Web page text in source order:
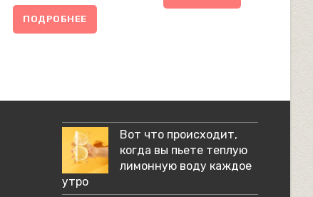
ПОДРОБНЕЕ
Вот что происходит,
когда вы пьете теплую
лимонную воду каждое
утро